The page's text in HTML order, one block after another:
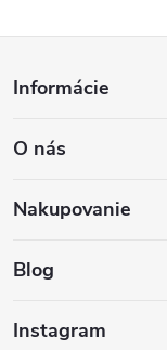
p
ä
Informácie
O nás
Nakupovanie
Blog
Instagram